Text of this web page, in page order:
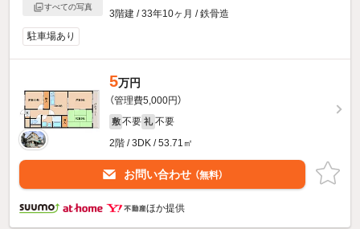
すべての写真
3階建 / 33年10ヶ月 / 鉄骨造
駐車場あり
5万円
（管理費5,000円）
敷 不要 礼 不要
2階 / 3DK / 53.71㎡
お問い合わせ （無料）
ほか提供